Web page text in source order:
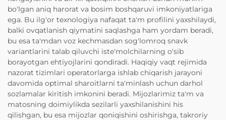
bo'lgan aniq harorat va bosim boshqaruvi imkoniyatlariga
ega. Bu ilg'or texnologiya nafaqat ta'm profilini yaxshilaydi,
balki ovqatlanish qiymatini saqlashga ham yordam beradi,
bu esa ta'mdan voz kechmasdan sog'lomroq snavk
variantlarini talab qiluvchi iste'molchilarning o'sib
borayotgan ehtiyojlarini qondiradi. Haqiqiy vaqt rejimida
nazorat tizimlari operatorlarga ishlab chiqarish jarayoni
davomida optimal sharoitlarni ta'minlash uchun darhol
sozlamalar kiritish imkonini beradi. Mijozlarimiz ta'm va
matosning doimiylikda sezilarli yaxshilanishini his
qilishgan, bu esa mijozlar qoniqishini oshirishga, takroriy